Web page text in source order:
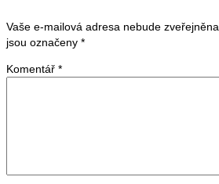
Vaše e-mailová adresa nebude zveřejněna.
jsou označeny *
Komentář *